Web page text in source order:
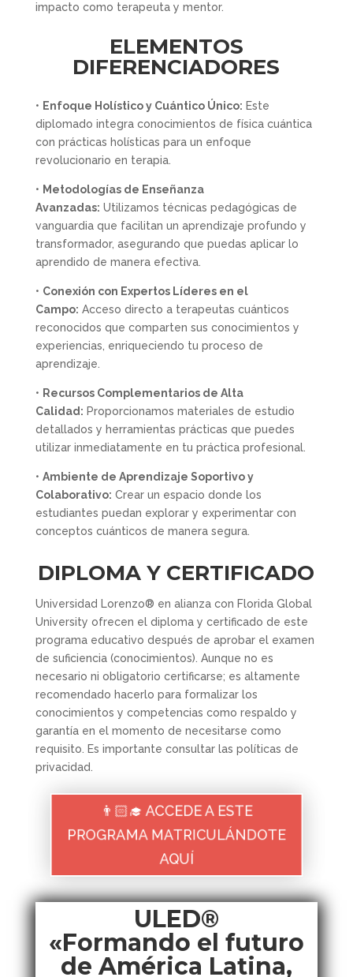
impacto como terapeuta y mentor.
ELEMENTOS
DIFERENCIADORES
• Enfoque Holístico y Cuántico Único: Este
diplomado integra conocimientos de física cuántica
con prácticas holísticas para un enfoque
revolucionario en terapia.
• Metodologías de Enseñanza
Avanzadas: Utilizamos técnicas pedagógicas de
vanguardia que facilitan un aprendizaje profundo y
transformador, asegurando que puedas aplicar lo
aprendido de manera efectiva.
• Conexión con Expertos Líderes en el
Campo: Acceso directo a terapeutas cuánticos
reconocidos que comparten sus conocimientos y
experiencias, enriqueciendo tu proceso de
aprendizaje.
• Recursos Complementarios de Alta
Calidad: Proporcionamos materiales de estudio
detallados y herramientas prácticas que puedes
utilizar inmediatamente en tu práctica profesional.
• Ambiente de Aprendizaje Soportivo y
Colaborativo: Crear un espacio donde los
estudiantes puedan explorar y experimentar con
conceptos cuánticos de manera segura.
DIPLOMA Y CERTIFICADO
Universidad Lorenzo® en alianza con Florida Global
University ofrecen el diploma y certificado de este
programa educativo después de aprobar el examen
de suficiencia (conocimientos). Aunque no es
necesario ni obligatorio certificarse; es altamente
recomendado hacerlo para formalizar los
conocimientos y competencias como respaldo y
garantía en el momento de necesitarse como
requisito. Es importante consultar las políticas de
privacidad.
👨🏻‍🎓 ACCEDE A ESTE
PROGRAMA MATRICULÁNDOTE
AQUÍ
ULED®
«Formando el futuro
de América Latina,